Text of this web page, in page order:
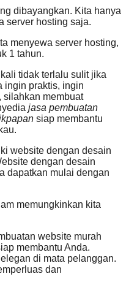
dibayangkan. Kita hanya
server hosting saja.
menyewa server hosting,
1 tahun.
tidak terlalu sulit jika
ingin praktis, ingin
silahkan membuat
jasa pembuatan
siap membantu
website dengan desain
dengan desain
dapatkan mulai dengan
memungkinkan kita
website murah
membantu Anda.
di mata pelanggan.
dan